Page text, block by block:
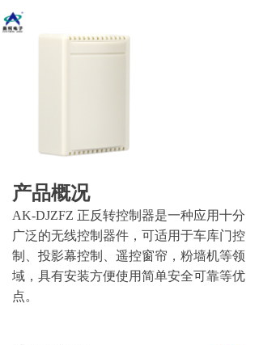
产品概况
AK-DJZFZ 正反转控制器是一种应用十分
广泛的无线控制器件，可适用于车库门控
制、投影幕控制、遥控窗帘，粉墙机等领
域，具有安装方便使用简单安全可靠等优
点。